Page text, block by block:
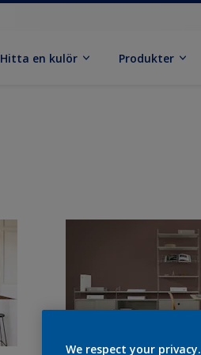
Hitta en kulör Produkter
We respect your privacy.